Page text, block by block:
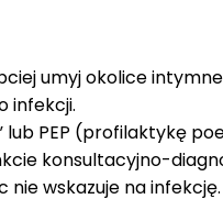
umyj okolice
infekcji.
PEP (profilaktykę
konsultacyjno-
wskazuje na infekcję.